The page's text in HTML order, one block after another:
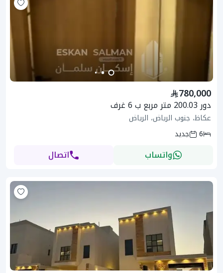
780,000
دور 200.03 متر مربع ب 6 غرف
عكاظ، جنوب الرياض، الرياض
6
جديد
واتساب اتصال